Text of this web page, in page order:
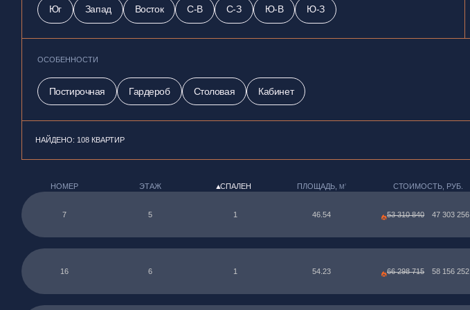
Юг Запад Восток С-В С-З Ю-В Ю-З
ОСОБЕННОСТИ
Постирочная Гардероб Столовая Кабинет
НАЙДЕНО: 108 КВАРТИР
НОМЕР ЭТАЖ ▲СПАЛЕН ПЛОЩАДЬ, М 2 СТОИМОСТЬ, РУБ.
7 5 1 46.54 53 310 840 47 303 256
16 6 1 54.23 66 298 715 58 156 252